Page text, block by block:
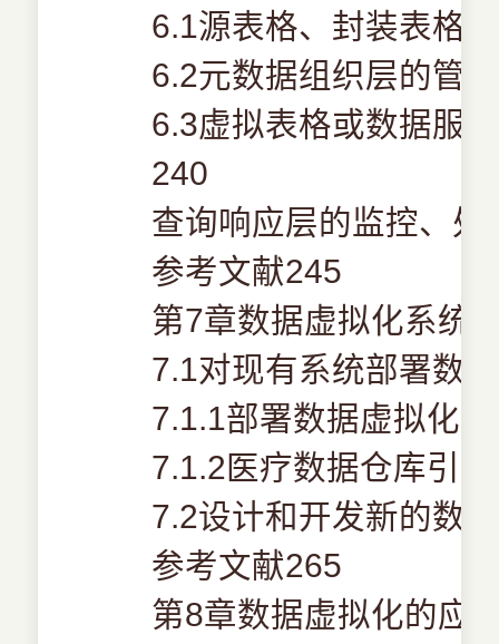
6.1源表格、封装表格
6.2元数据组织层的管
6.3虚拟表格或数据服
240
查询响应层的监控、处
参考文献245
第7章数据虚拟化系统
7.1对现有系统部署数
7.1.1部署数据虚拟化
7.1.2医疗数据仓库引
7.2设计和开发新的数
参考文献265
第8章数据虚拟化的应